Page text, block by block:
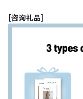
[咨询礼品]